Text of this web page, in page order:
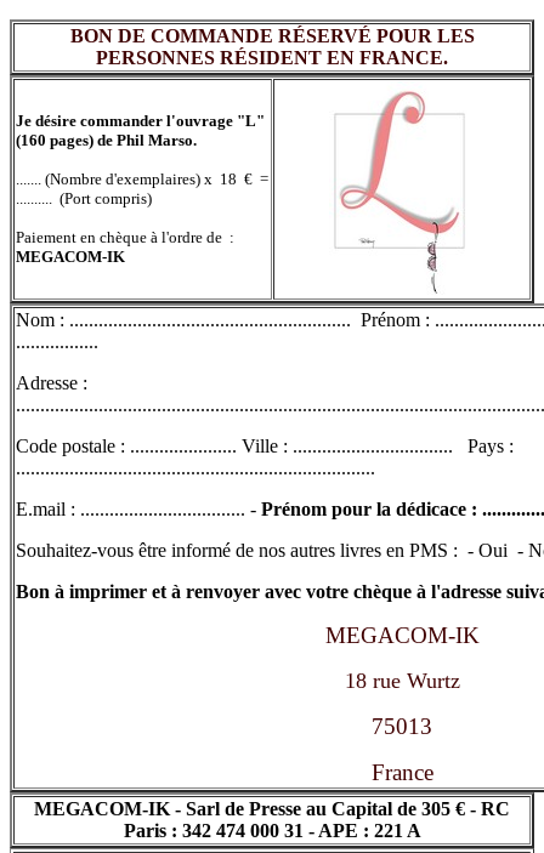
BON DE COMMANDE RÉSERVÉ POUR LES
PERSONNES RÉSIDENT EN FRANCE.
Je désire commander l'ouvrage "L"
(160 pages) de Phil Marso.
....... (Nombre d'exemplaires) x 18 € =
.......... (Port compris)
Paiement en chèque à l'ordre de :
MEGACOM-IK
Nom : .......................................................... Prénom :
.................
Adresse :
Code postale : ...................... Ville : ................................. Pays :
..........................................................................
E.mail : .................................. - Prénom pour la dédicace :
Souhaitez-vous être informé de nos autres livres en PMS : - Oui -
Bon à imprimer et à renvoyer avec votre chèque à l'adresse
MEGACOM-IK
18 rue Wurtz
75013
France
MEGACOM-IK - Sarl de Presse au Capital de 305 € - RC
Paris : 342 474 000 31 - APE : 221 A